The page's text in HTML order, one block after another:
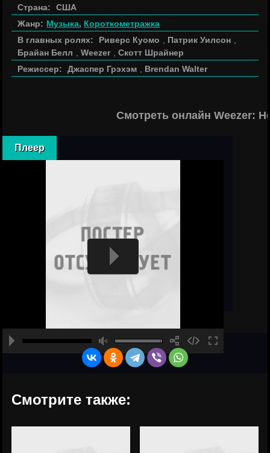
Страна:
США
Жанр: Музыка, Короткометражка
В главных ролях:
Риверс Куомо Патрик Уилсон
Брайан Белл
,Weezer ,Скотт Шрайнер
Режиссер:
Джаспер Грэхэм Brendan Walter
Смотреть онлайн Weezer:
Плеер
Смотрите также: